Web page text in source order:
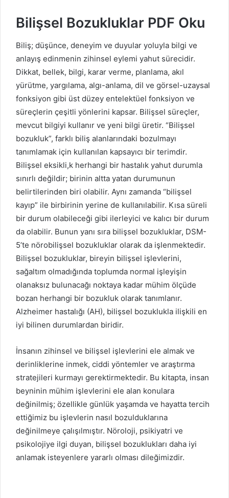
Bilişsel Bozukluklar PDF Oku
Biliş; düşünce, deneyim ve duyular yoluyla bilgi ve
anlayış edinmenin zihinsel eylemi yahut sürecidir.
Dikkat, bellek, bilgi, karar verme, planlama, akıl
yürütme, yargılama, algı-anlama, dil ve görsel-uzaysal
fonksiyon gibi üst düzey entelektüel fonksiyon ve
süreçlerin çeşitli yönlerini kapsar. Bilişsel süreçler,
mevcut bilgiyi kullanır ve yeni bilgi üretir. “Bilişsel
bozukluk”, farklı biliş alanlarındaki bozulmayı
tanımlamak için kullanılan kapsayıcı bir terimdir.
Bilişsel eksikli,k herhangi bir hastalık yahut durumla
sınırlı değildir; birinin altta yatan durumunun
belirtilerinden biri olabilir. Aynı zamanda “bilişsel
kayıp” ile birbirinin yerine de kullanılabilir. Kısa süreli
bir durum olabileceği gibi ilerleyici ve kalıcı bir durum
da olabilir. Bunun yanı sıra bilişsel bozukluklar, DSM-
5’te nörobilişsel bozukluklar olarak da işlenmektedir.
Bilişsel bozukluklar, bireyin bilişsel işlevlerini,
sağaltım olmadığında toplumda normal işleyişin
olanaksız bulunacağı noktaya kadar mühim ölçüde
bozan herhangi bir bozukluk olarak tanımlanır.
Alzheimer hastalığı (AH), bilişsel bozuklukla ilişkili en
iyi bilinen durumlardan biridir.
İnsanın zihinsel ve bilişsel işlevlerini ele almak ve
derinliklerine inmek, ciddi yöntemler ve araştırma
stratejileri kurmayı gerektirmektedir. Bu kitapta, insan
beyninin mühim işlevlerini ele alan konulara
değinilmiş; özellikle günlük yaşamda ve hayatta tercih
ettiğimiz bu işlevlerin nasıl bozulduklarına
değinilmeye çalışılmıştır. Nöroloji, psikiyatri ve
psikolojiye ilgi duyan, bilişsel bozuklukları daha iyi
anlamak isteyenlere yararlı olması dileğimizdir.